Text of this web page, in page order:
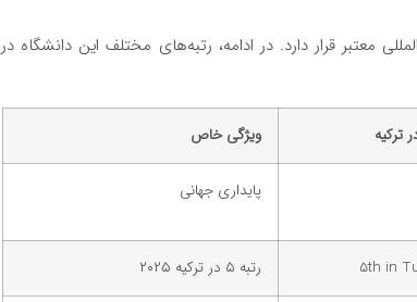
معتبر قرار دارد. در ادامه، رتبه‌های مختلف این دانشگاه در
ترکیه ویژگی خاص
پایداری جهانی
5th in رتبه ۵ در ترکیه ۲۰۲۵